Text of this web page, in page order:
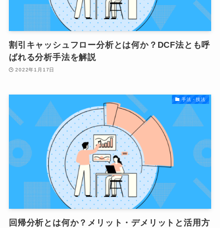
割引キャッシュフロー分析とは何か？DCF法とも呼
ばれる分析手法を解説
2022年1月17日
手法・技法
回帰分析とは何か？メリット・デメリットと活用方